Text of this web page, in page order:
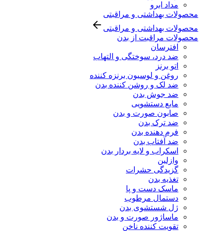
مداد ابرو
محصولات بهداشتی و مراقبتی
محصولات بهداشتی و مراقبتی
محصولات مراقبت از بدن
افترسان
ضد درد، سوختگی و التهاب
اتو برنز
روغن و لوسیون برنزه کننده
ضد لک و روشن کننده بدن
ضد جوش بدن
مایع دستشویی
صابون صورت و بدن
ضد ترک بدن
فرم دهنده بدن
ضد آفتاب بدن
اسکراب و لایه بردار بدن
وازلین
گزیدگی حشرات
تغذیه بدن
ماسک دست و پا
دستمال مرطوب
ژل شستشوی بدن
ماساژور صورت و بدن
تقویت کننده ناخن